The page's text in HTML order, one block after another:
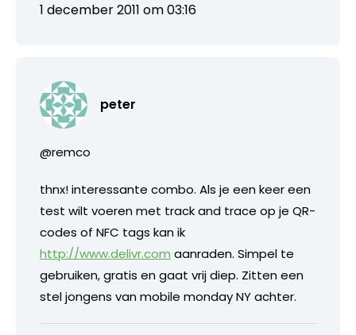
1 december 2011 om 03:16
peter
@remco
thnx! interessante combo. Als je een keer een
test wilt voeren met track and trace op je QR-
codes of NFC tags kan ik
http://www.delivr.com aanraden. Simpel te
gebruiken, gratis en gaat vrij diep. Zitten een
stel jongens van mobile monday NY achter.